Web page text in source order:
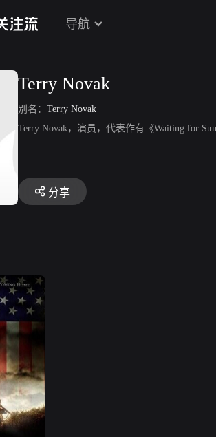
导航
Terry Novak
别名： Terry Novak
Terry Novak，演员，代表作有《Waiting for
分享